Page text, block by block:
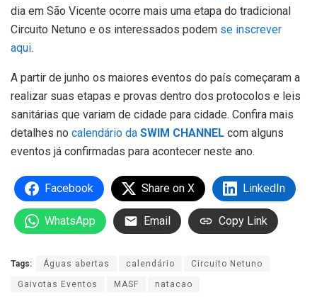
dia em São Vicente ocorre mais uma etapa do tradicional
Circuito Netuno e os interessados podem se inscrever
aqui.
A partir de junho os maiores eventos do país começaram a
realizar suas etapas e provas dentro dos protocolos e leis
sanitárias que variam de cidade para cidade. Confira mais
detalhes no calendário da SWIM CHANNEL com alguns
eventos já confirmadas para acontecer neste ano.
Facebook Share on X LinkedIn
WhatsApp Email Copy Link
Tags: Águas abertas calendário Circuito Netuno
Gaivotas Eventos MASF natacao